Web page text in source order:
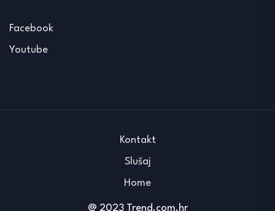
Facebook
Youtube
@ 2023 Trend.com.hr
Kontakt
Slušaj
Home